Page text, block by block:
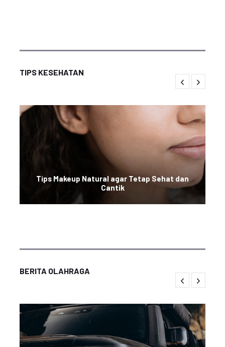
TIPS KESEHATAN
Tips Makeup Natural agar Tetap Sehat dan
Cantik
BERITA OLAHRAGA